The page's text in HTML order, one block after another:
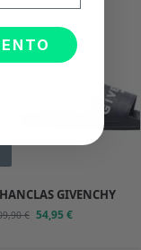
GIVENCHY
€ 54,95€